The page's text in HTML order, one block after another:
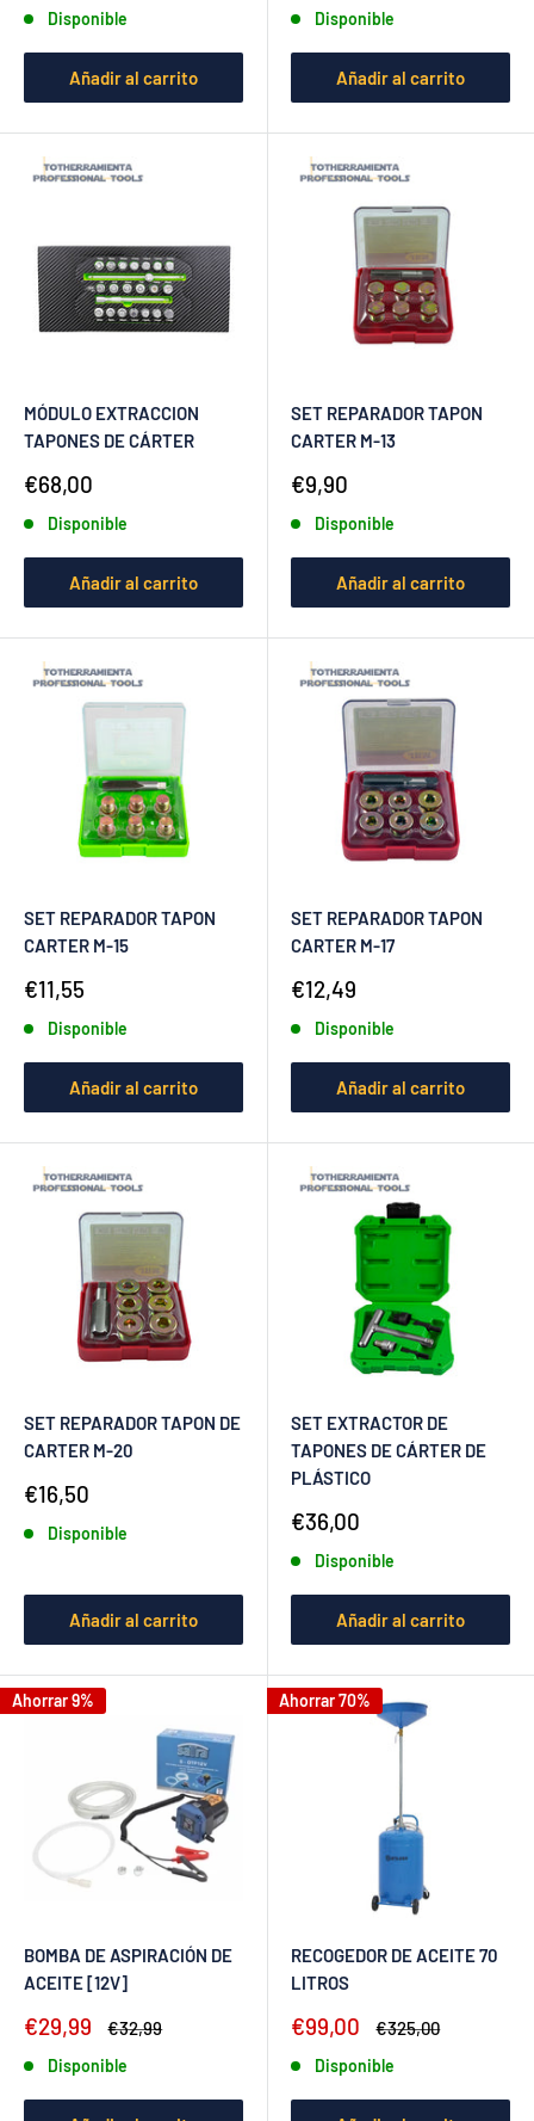
ventaDisponible
Añadir al carrito
ventaDisponible
Añadir al carrito
MÓDULO EXTRACCION
TAPONES DE CÁRTER
Precio
venta
€68,00
Disponible
Añadir al carrito
SET REPARADOR TAPON
CARTER M-13
Precio
venta
€9,90
Disponible
Añadir al carrito
SET REPARADOR TAPON
CARTER M-15
Precio
venta
€11,55
Disponible
Añadir al carrito
SET REPARADOR TAPON
CARTER M-17
Precio
venta
€12,49
Disponible
Añadir al carrito
SET REPARADOR TAPON DE
CARTER M-20
Precio
venta
€16,50
Disponible
Añadir al carrito
SET EXTRACTOR DE
TAPONES DE CÁRTER DE
PLÁSTICO
Precio
venta
€36,00
Disponible
Añadir al carrito
Ahorrar 9%
BOMBA DE ASPIRACIÓN DE
ACEITE [12V]
Precio
venta
€29,99
Precio
€32,99
Disponible
Ahorrar 70%
RECOGEDOR DE ACEITE 70
LITROS
Precio
venta
€99,00
Precio
€325,00
Disponible